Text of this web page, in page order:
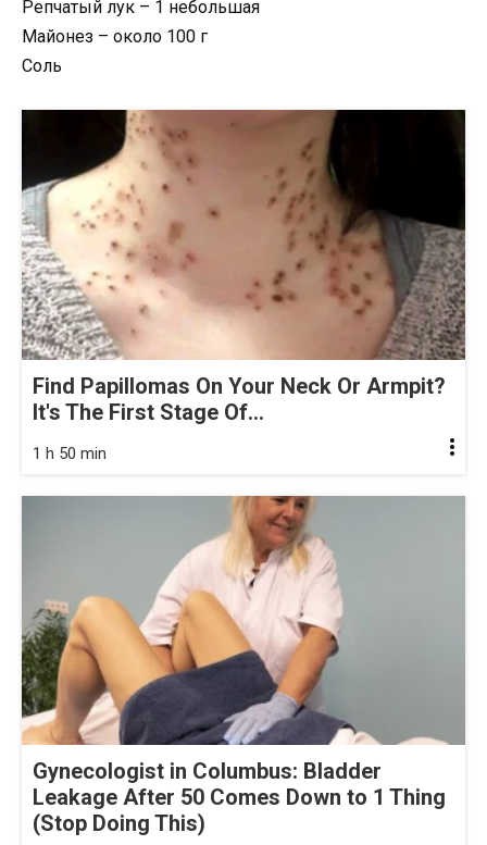
Репчатый лук – 1 небольшая
Майонез – около 100 г
Соль
Find Papillomas On Your Neck Or Armpit?
It's The First Stage Of...
1 h 50 min
Gynecologist in Columbus: Bladder
Leakage After 50 Comes Down to 1 Thing
(Stop Doing This)